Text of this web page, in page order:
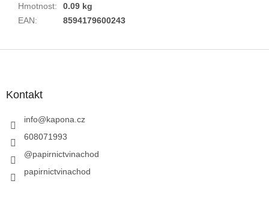
Hmotnost:
0.09 kg
EAN: 8594179600243
Kontakt
info@kapona.cz
608071993
@papirnictvinachod
papirnictvinachod